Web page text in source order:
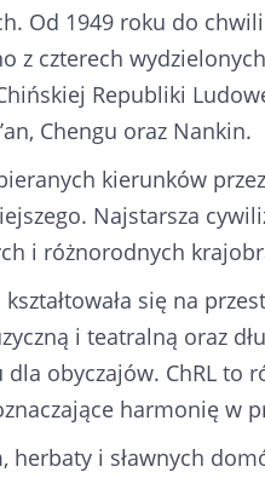
Od 1949 roku do
z czterech
Republiki
Chengu oraz Nankin.
kierunków
Najstarsza
i różnorodnych
się na
i teatralną oraz
obyczajów. ChRL to
harmonię w
i sławnych